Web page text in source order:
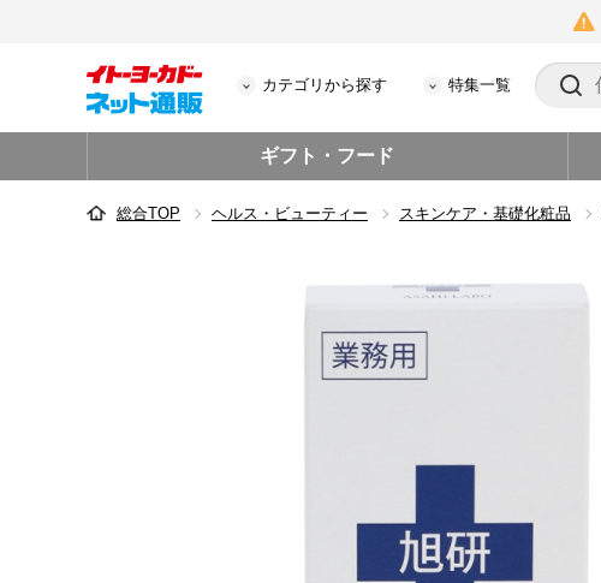
カテゴリから探す 特集一覧
ギフト・フード
総合TOP ヘルス・ビューティー スキンケア・基礎化粧品